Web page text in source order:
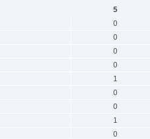
5
0
0
0
0
1
0
0
1
0